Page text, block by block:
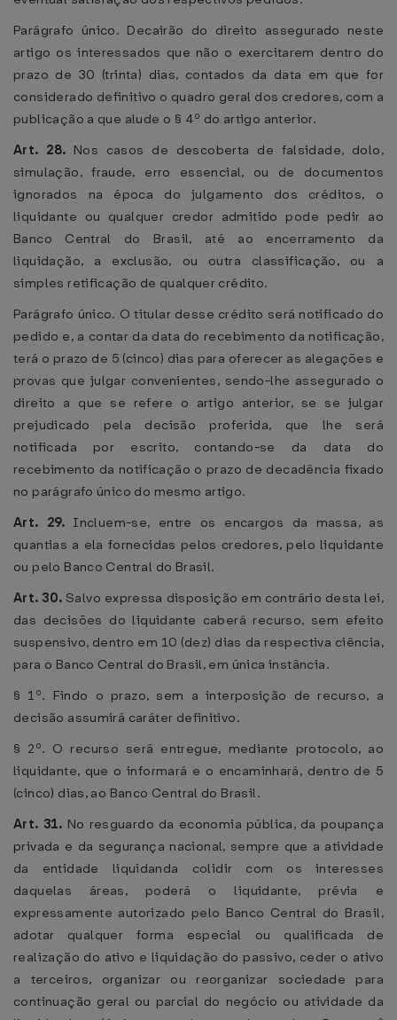
Parágrafo único. Decairão do direito assegurado neste
artigo os interessados que não o exercitarem dentro do
prazo de 30 (trinta) dias, contados da data em que for
considerado definitivo o quadro geral dos credores, com a
publicação a que alude o § 4º do artigo anterior.
Art. 28. Nos casos de descoberta de falsidade, dolo,
simulação, fraude, erro essencial, ou de documentos
ignorados na época do julgamento dos créditos, o
liquidante ou qualquer credor admitido pode pedir ao
Banco Central do Brasil, até ao encerramento da
liquidação, a exclusão, ou outra classificação, ou a
simples retificação de qualquer crédito.
Parágrafo único. O titular desse crédito será notificado do
pedido e, a contar da data do recebimento da notificação,
terá o prazo de 5 (cinco) dias para oferecer as alegações e
provas que julgar convenientes, sendo-lhe assegurado o
direito a que se refere o artigo anterior, se se julgar
prejudicado pela decisão proferida, que lhe será
notificada por escrito, contando-se da data do
recebimento da notificação o prazo de decadência fixado
no parágrafo único do mesmo artigo.
Art. 29. Incluem-se, entre os encargos da massa, as
quantias a ela fornecidas pelos credores, pelo liquidante
ou pelo Banco Central do Brasil.
Art. 30. Salvo expressa disposição em contrário desta lei,
das decisões do liquidante caberá recurso, sem efeito
suspensivo, dentro em 10 (dez) dias da respectiva ciência,
para o Banco Central do Brasil, em única instância.
§ 1º. Findo o prazo, sem a interposição de recurso, a
decisão assumirá caráter definitivo.
§ 2º. O recurso será entregue, mediante protocolo, ao
liquidante, que o informará e o encaminhará, dentro de 5
(cinco) dias, ao Banco Central do Brasil.
Art. 31. No resguardo da economia pública, da poupança
privada e da segurança nacional, sempre que a atividade
da entidade liquidanda colidir com os interesses
daquelas áreas, poderá o liquidante, prévia e
expressamente autorizado pelo Banco Central do Brasil,
adotar qualquer forma especial ou qualificada de
realização do ativo e liquidação do passivo, ceder o ativo
a terceiros, organizar ou reorganizar sociedade para
continuação geral ou parcial do negócio ou atividade da